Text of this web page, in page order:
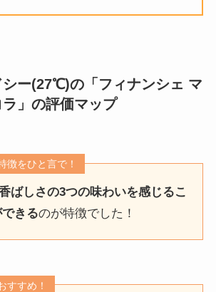
シー(27℃)の「フィナンシェ マ
」 の評価マップ
徴をひと言で！
ばしさの3つの味わいを感じるこ
できるのが特徴でした！
すすめ！